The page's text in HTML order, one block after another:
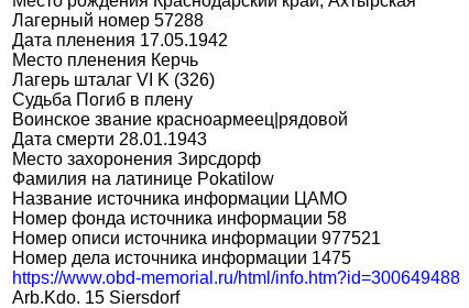
Лагерный номер 57288
Дата пленения 17.05.1942
Место пленения Керчь
Лагерь шталаг VI K (326)
Судьба Погиб в плену
Воинское звание красноармеец|рядовой
Дата смерти 28.01.1943
Место захоронения Зирсдорф
Фамилия на латинице Pokatilow
Название источника информации ЦАМО
Номер фонда источника информации 58
Номер описи источника информации 977521
Номер дела источника информации 1475
https://www.obd-memorial.ru/html/info.htm?id=300649488
Arb.Kdo. 15 Siersdorf